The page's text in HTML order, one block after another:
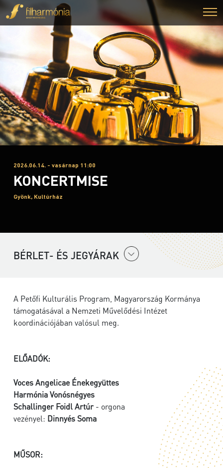
2026.06.14. - vasárnap 11:00
KONCERTMISE
Gyönk, Kultúrház
BÉRLET- ÉS JEGYÁRAK
A Petőfi Kulturális Program, Magyarország Kormánya
támogatásával a Nemzeti Művelődési Intézet
koordinációjában valósul meg.
ELŐADÓK:
Voces Angelicae Énekegyüttes
Harmónia Vonósnégyes
Schallinger Foidl Artúr- orgona
vezényel: Dinnyés Soma
MŰSOR: